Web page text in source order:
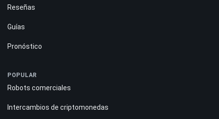
Reseñas
Guías
Pronóstico
POPULAR
Robots comerciales
Intercambios de criptomonedas